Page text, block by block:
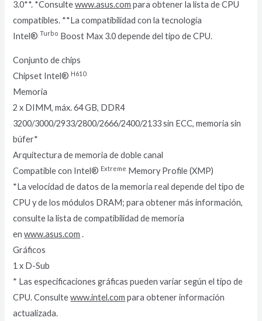
3.0**. *Consultewww.asus.com para obtener la lista de CPU
compatibles. **La compatibilidad con la tecnología
Intel® Turbo Boost Max 3.0 depende del tipo de CPU.
Conjunto de chips
Chipset Intel® H610
Memoria
2 x DIMM, máx. 64 GB, DDR4
3200/3000/2933/2800/2666/2400/2133 sin ECC, memoria sin
búfer*
Arquitectura de memoria de doble canal
Compatible con Intel® Extreme Memory Profile (XMP)
*La velocidad de datos de la memoria real depende del tipo de
CPU y de los módulos DRAM; para obtener más información,
consulte la lista de compatibilidad de memoria
enwww.asus.com .
Gráficos
1 x D-Sub
* Las especificaciones gráficas pueden variar según el tipo de
CPU. Consultewww.intel.com para obtener información
actualizada.